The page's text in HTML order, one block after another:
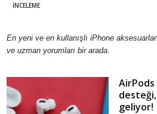
İNCELEME
En yeni ve en kullanışlı iPhone
ve uzman yorumları bir arada.
AirPods
geliyor!